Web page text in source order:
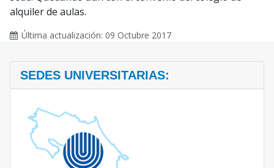
alquiler de aulas.
Última actualización: 09 Octubre 2017
SEDES UNIVERSITARIAS: